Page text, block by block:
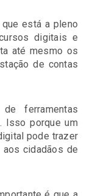
está a pleno
digitais e
até mesmo os
de contas
ferramentas
Isso porque um
pode trazer
cidadãos de